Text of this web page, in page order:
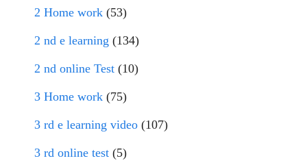
2 Home work (53)
2 nd e learning (134)
2 nd online Test (10)
3 Home work (75)
3 rd e learning video (107)
3 rd online test (5)